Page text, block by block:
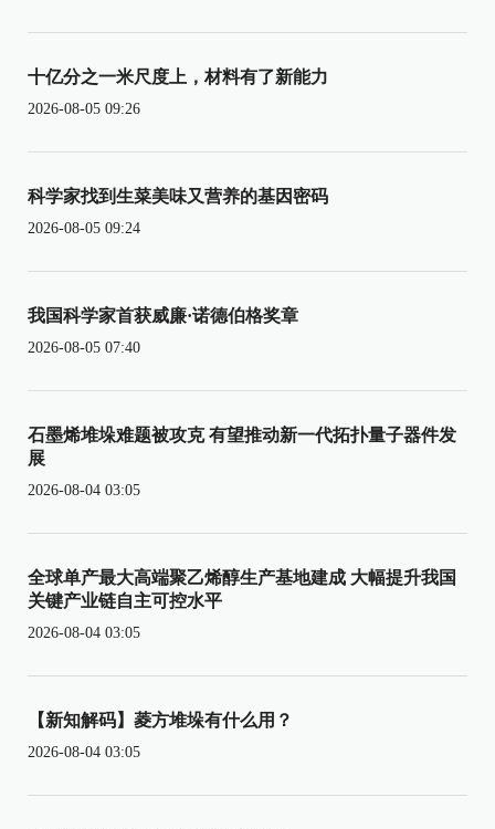
十亿分之一米尺度上，材料有了新能力
2026-08-05 09:26
科学家找到生菜美味又营养的基因密码
2026-08-05 09:24
我国科学家首获威廉·诺德伯格奖章
2026-08-05 07:40
石墨烯堆垛难题被攻克 有望推动新一代拓扑量子器件发
展
2026-08-04 03:05
全球单产最大高端聚乙烯醇生产基地建成 大幅提升我国
关键产业链自主可控水平
2026-08-04 03:05
【新知解码】菱方堆垛有什么用？
2026-08-04 03:05